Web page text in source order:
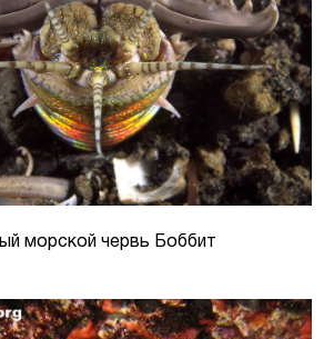
морской червь Боббит